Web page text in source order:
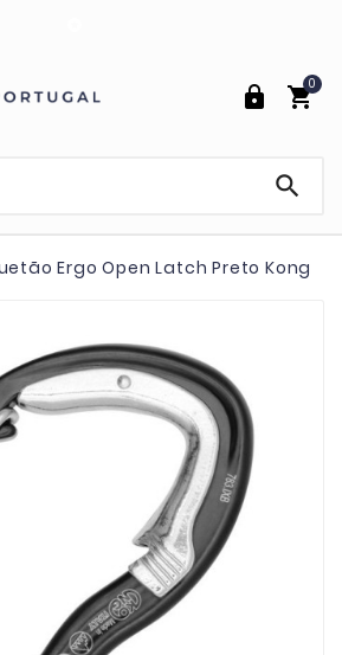
 
0

Ergo Open Latch Preto Kong